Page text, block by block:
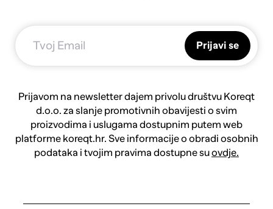
Prijavi se
Prijavom na newsletter dajem privolu društvu Koreqt
d.o.o. za slanje promotivnih obavijesti o svim
proizvodima i uslugama dostupnim putem web
platforme koreqt.hr. Sve informacije o obradi osobnih
podataka i tvojim pravima dostupne suovdje.